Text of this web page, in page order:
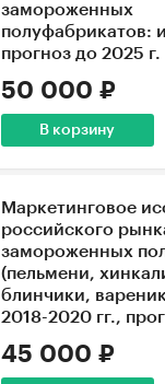
замороженных
полуфабрикатов:
прогноз до 2025 г.
50 000 ₽
В корзину
Маркетинговое
российского
замороженных
(пельмени,
блинчики,
2018-2020 гг.,
45 000 ₽